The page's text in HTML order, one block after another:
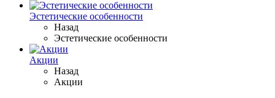
Эстетические особенности
Назад
Эстетические особенности
Акции
Назад
Акции